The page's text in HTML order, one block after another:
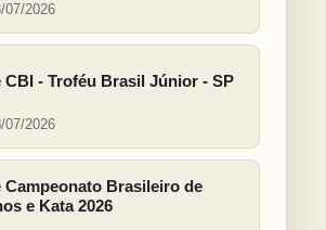
07/2026
CBI - Troféu Brasil Júnior - SP
07/2026
Campeonato Brasileiro de
e Kata 2026